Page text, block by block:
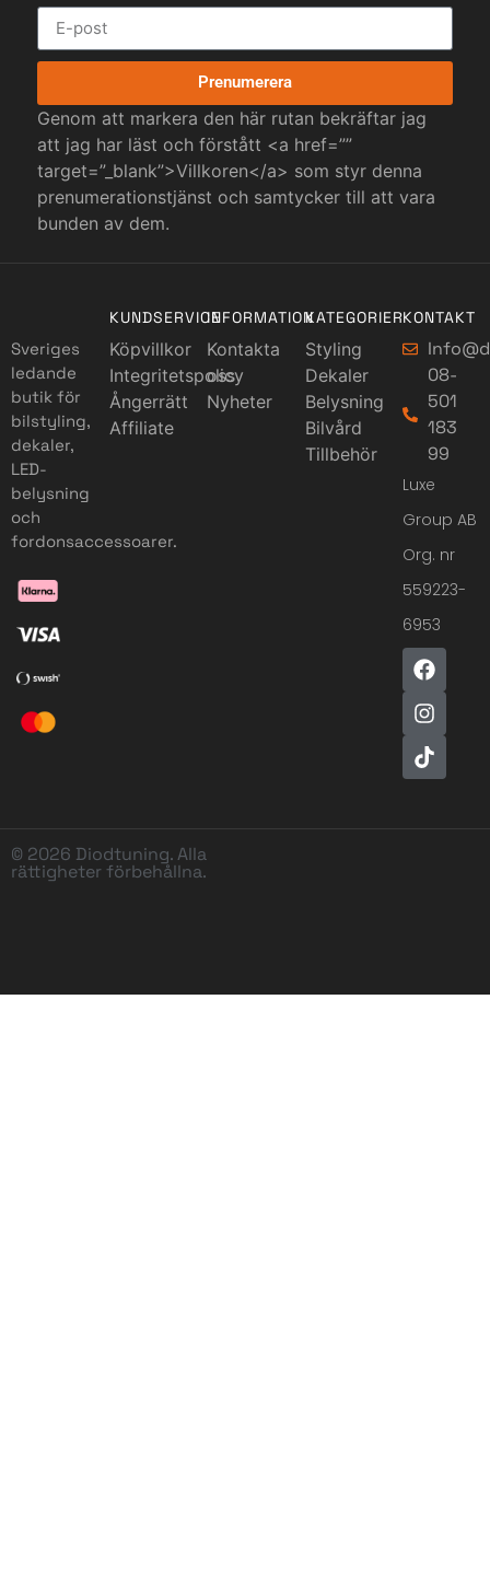
Prenumerera
Genom att markera den här rutan bekräftar jag
att jag har läst och förstått <a href=””
target=”_blank”>Villkoren</a> som styr denna
prenumerationstjänst och samtycker till att vara
bunden av dem.
Sveriges
ledande
butik för
bilstyling,
dekaler,
LED-
belysning
och
fordonsaccessoarer.
KUNDSERVICE
Köpvillkor
Integritetspolicy
Ångerrätt
Affiliate
INFORMATION
Kontakta
oss
Nyheter
KATEGORIER
Styling
Dekaler
Belysning
Bilvård
Tillbehör
KONTAKT
08-
501
183
99
Luxe
Group AB
Org. nr
559223-
6953
© 2026 Diodtuning. Alla
rättigheter förbehållna.